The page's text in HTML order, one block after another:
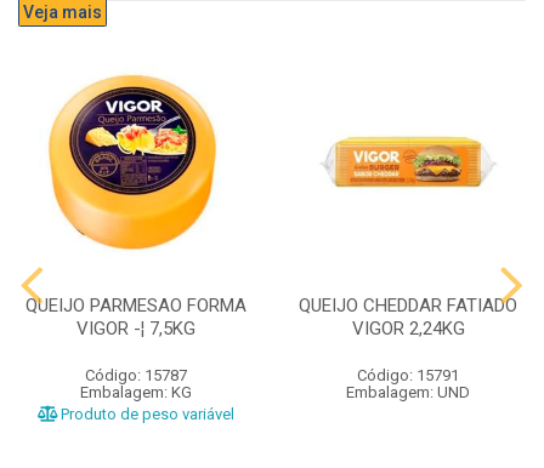
Veja mais
QUEIJO PARMESAO FORMA
VIGOR -¦ 7,5KG
Código: 15787
Embalagem: KG
Produto de peso variável
QUEIJO CHEDDAR FATIADO
VIGOR 2,24KG
Código: 15791
Embalagem: UND